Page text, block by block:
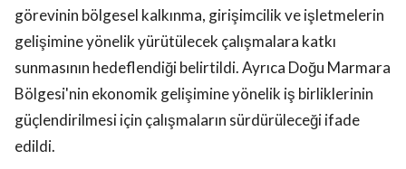
görevinin bölgesel kalkınma, girişimcilik ve işletmelerin
gelişimine yönelik yürütülecek çalışmalara katkı
sunmasının hedeflendiği belirtildi. Ayrıca Doğu Marmara
Bölgesi'nin ekonomik gelişimine yönelik iş birliklerinin
güçlendirilmesi için çalışmaların sürdürüleceği ifade
edildi.